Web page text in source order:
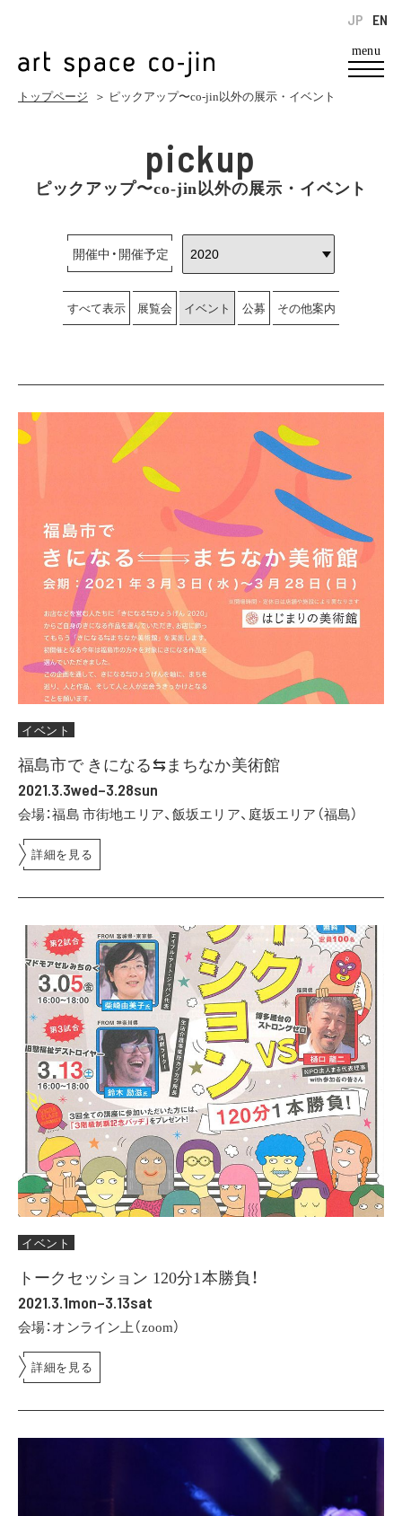
menu
EN
JP
トップページ ＞ ピックアップ〜co-jin以外の展示・イベント
pickup
ピックアップ〜co-jin以外の展示・イベント
開催中・開催予定
すべて表示 展覧会 イベント 公募 その他案内
イベント
福島市で きになる⇆まちなか美術館
2021.3.3wed–3.28sun
会場：福島市街地エリア、飯坂エリア、庭坂エリア（福島）
詳細を見る
イベント
トークセッション 120分1本勝負！
2021.3.1mon–3.13sat
会場：オンライン上（zoom）
詳細を見る